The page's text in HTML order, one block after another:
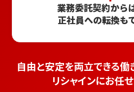
業務委託契約から
正社員への転換も
自由と安定を両立できる働
リシャインにお任